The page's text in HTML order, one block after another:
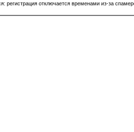
отключается временами из-за